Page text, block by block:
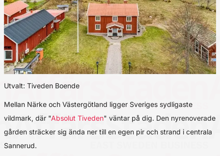
Utvalt: Tiveden Boende
Mellan Närke och Västergötland ligger Sveriges sydligaste
vildmark, där "Absolut Tiveden" väntar på dig. Den nyrenoverade
gården sträcker sig ända ner till en egen pir och strand i centrala
Sannerud.